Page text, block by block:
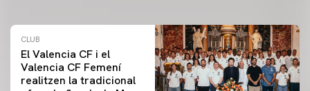
CLUB
El Valencia CF i el
Valencia CF Femení
realitzen la tradicional